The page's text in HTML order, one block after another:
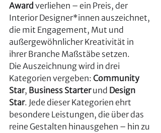
Award verliehen – ein Preis, der
Interior Designer*innen auszeichnet,
die mit Engagement, Mut und
außergewöhnlicher Kreativität in
ihrer Branche Maßstäbe setzen.
Die Auszeichnung wird in drei
Kategorien vergeben: Community
Star, Business Starter und Design
Star. Jede dieser Kategorien ehrt
besondere Leistungen, die über das
reine Gestalten hinausgehen – hin zu